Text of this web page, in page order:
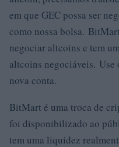
em que GEC possa ser
como nossa bolsa.
negociar altcoins e tem
altcoins negociáveis.
nova conta.
BitMart é uma troca de
foi disponibilizado ao
tem uma liquidez